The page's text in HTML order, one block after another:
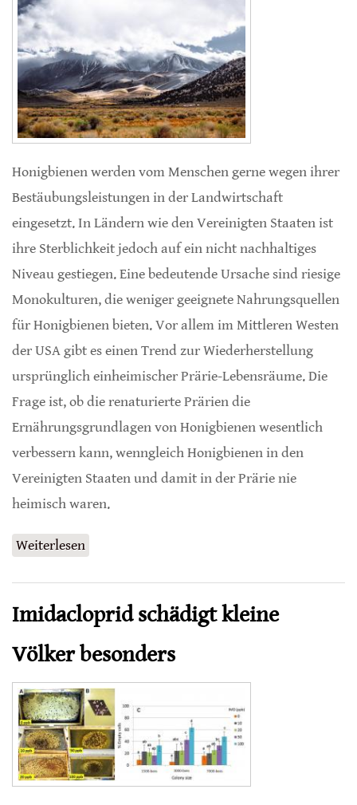
Honigbienen werden vom Menschen gerne wegen ihrer
Bestäubungsleistungen in der Landwirtschaft
eingesetzt. In Ländern wie den Vereinigten Staaten ist
ihre Sterblichkeit jedoch auf ein nicht nachhaltiges
Niveau gestiegen. Eine bedeutende Ursache sind riesige
Monokulturen, die weniger geeignete Nahrungsquellen
für Honigbienen bieten. Vor allem im Mittleren Westen
der USA gibt es einen Trend zur Wiederherstellung
ursprünglich einheimischer Prärie-Lebensräume. Die
Frage ist, ob die renaturierte Prärien die
Ernährungsgrundlagen von Honigbienen wesentlich
verbessern kann, wenngleich Honigbienen in den
Vereinigten Staaten und damit in der Prärie nie
heimisch waren.
Weiterlesen
Imidacloprid schädigt kleine
Völker besonders